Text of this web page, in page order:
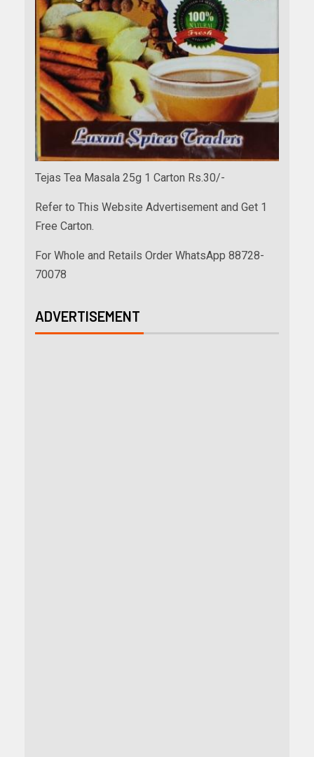
Tejas Tea Masala 25g 1 Carton Rs.30/-
Refer to This Website Advertisement and Get 1
Free Carton.
For Whole and Retails Order WhatsApp 88728-
70078
ADVERTISEMENT